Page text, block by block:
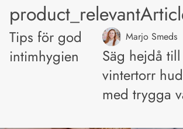
Tips för god
intimhygien
Marjo Smeds
Säg hejdå till
vintertorr hud
med trygga